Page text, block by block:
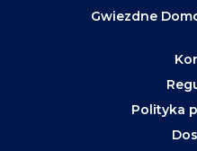
Gwiezdne
Polityka